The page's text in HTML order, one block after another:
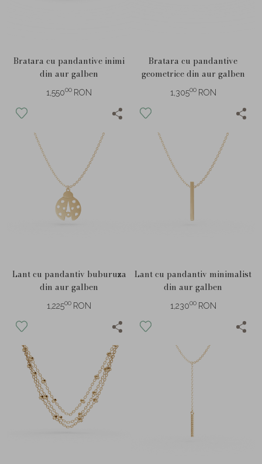
Bratara cu pandantive inimi
din aur galben
1,55000 RON
Bratara cu pandantive
geometrice din aur galben
1,30500 RON
Lant cu pandantiv buburuza
din aur galben
1,22500 RON
Lant cu pandantiv minimalist
din aur galben
1,23000 RON